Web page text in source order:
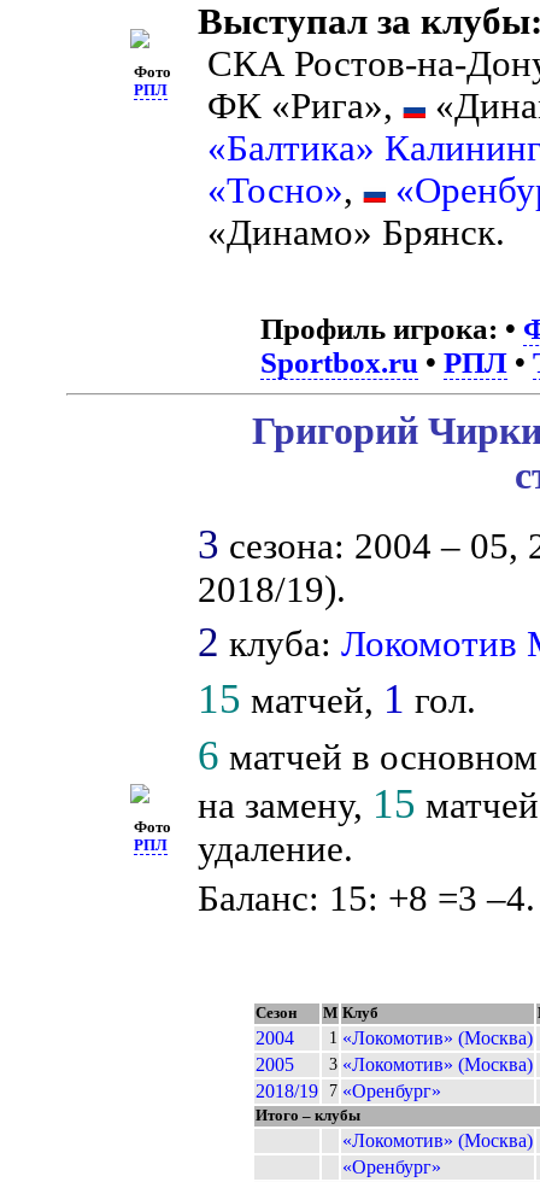
Фото
РПЛ
Выступал за
СКА Ростов-на-
ФК «Рига»,
«Балтика»
«Тосно»,
«Динамо» Брянск.
Профиль игрока: •
Sportbox.ru • РПЛ•
Фото
РПЛ
Григорий
3 сезона: 2004 – 05,
2018/19).
2 клуба:Локомотив
15 матчей, 1 гол.
6 матчей в
на замену, 15
удаление.
Баланс: 15: +8 =3 –4.
Сезон М Клуб
2004 1 «Локомотив» (Москва)
2005
3 «Локомотив» (Москва)
2018/19
7 «Оренбург»
Итого – клубы
«Локомотив» (Москва)
«Оренбург»